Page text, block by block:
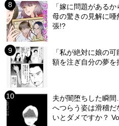
「嫁に問題がある
母の驚きの見解に
張!?
「私が絶対に娘の
額を注ぎ自分の夢
夫が闇堕ちした瞬
へつらう姿は滑稽
いとダメですか？